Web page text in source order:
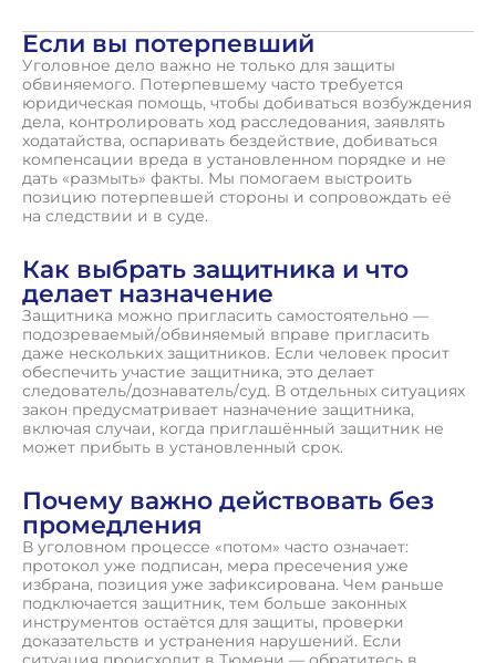
Если вы потерпевший
Уголовное дело важно не только для защиты
обвиняемого. Потерпевшему часто требуется
юридическая помощь, чтобы добиваться возбуждения
дела, контролировать ход расследования, заявлять
ходатайства, оспаривать бездействие, добиваться
компенсации вреда в установленном порядке и не
дать «размыть» факты. Мы помогаем выстроить
позицию потерпевшей стороны и сопровождать её
на следствии и в суде.
Как выбрать защитника и что
делает назначение
Защитника можно пригласить самостоятельно —
подозреваемый/обвиняемый вправе пригласить
даже нескольких защитников. Если человек просит
обеспечить участие защитника, это делает
следователь/дознаватель/суд. В отдельных ситуациях
закон предусматривает назначение защитника,
включая случаи, когда приглашённый защитник не
может прибыть в установленный срок.
Почему важно действовать без
промедления
В уголовном процессе «потом» часто означает:
протокол уже подписан, мера пресечения уже
избрана, позиция уже зафиксирована. Чем раньше
подключается защитник, тем больше законных
инструментов остаётся для защиты, проверки
доказательств и устранения нарушений. Если